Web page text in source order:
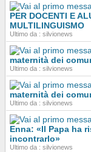
PER DOCENTI E
MULTILINGUISMO
Ultimo da : silvionews
maternità dei
Ultimo da : silvionews
maternità dei
Ultimo da : silvionews
Enna: «Il Papa ha
incontrarlo»
Ultimo da : silvionews